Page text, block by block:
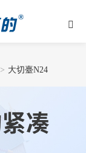
大切臺N24